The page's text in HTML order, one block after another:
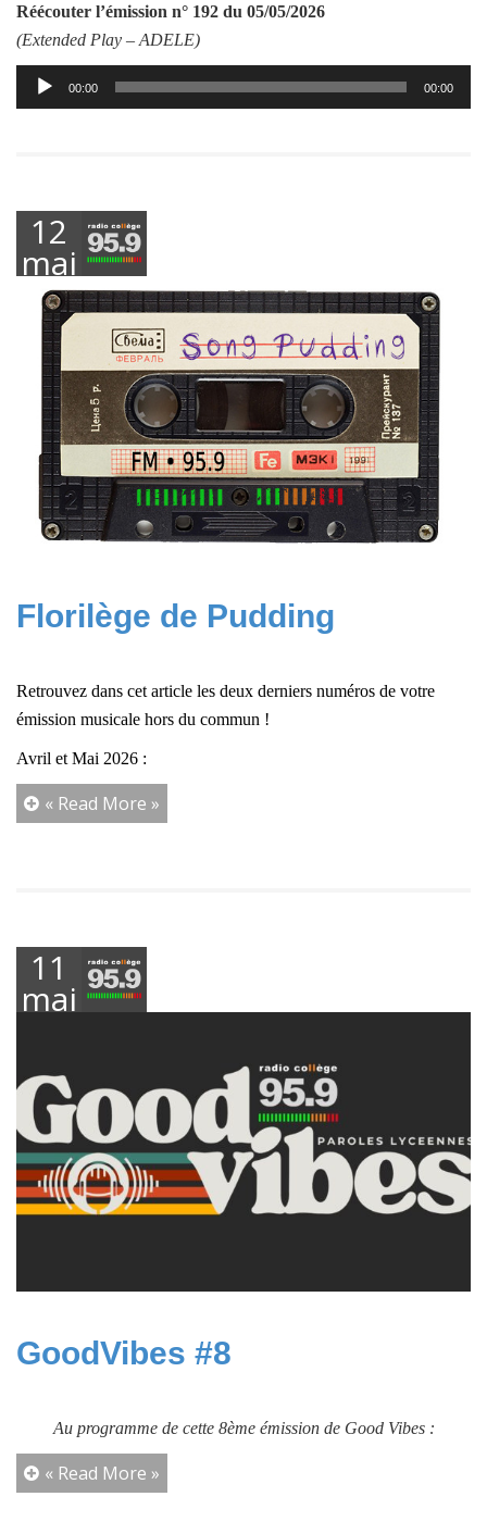
Réécouter l’émission n° 192 du 05/05/2026
(Extended Play – ADELE)
Lecteur
audio
00:00 00:00
12
mai
2026
Florilège de Pudding
Retrouvez dans cet article les deux derniers numéros de votre
émission musicale hors du commun !
Avril et Mai 2026 :
« Read More »
11
mai
GoodVibes #8
Au programme de cette 8ème émission de Good Vibes :
« Read More »